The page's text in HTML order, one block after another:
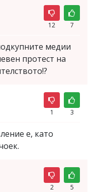
12 7
медии
протест на
1 3
е, като
2 5